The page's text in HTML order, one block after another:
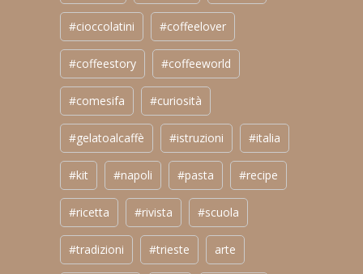
#cioccolatini #coffeelover
#coffeestory #coffeeworld
#comesifa #curiosità
#gelatoalcaffè #istruzioni #italia
#kit #napoli #pasta #recipe
#ricetta #rivista #scuola
#tradizioni #trieste arte